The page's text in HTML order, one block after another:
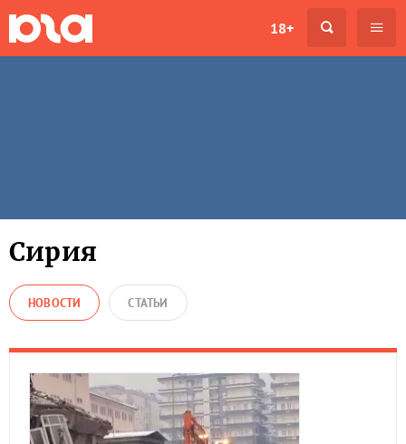
18+
Сирия
НОВОСТИ СТАТЬИ